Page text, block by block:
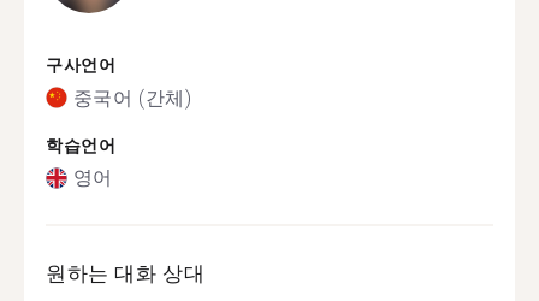
구사언어
중국어 (간체)
학습언어
영어
원하는 대화 상대